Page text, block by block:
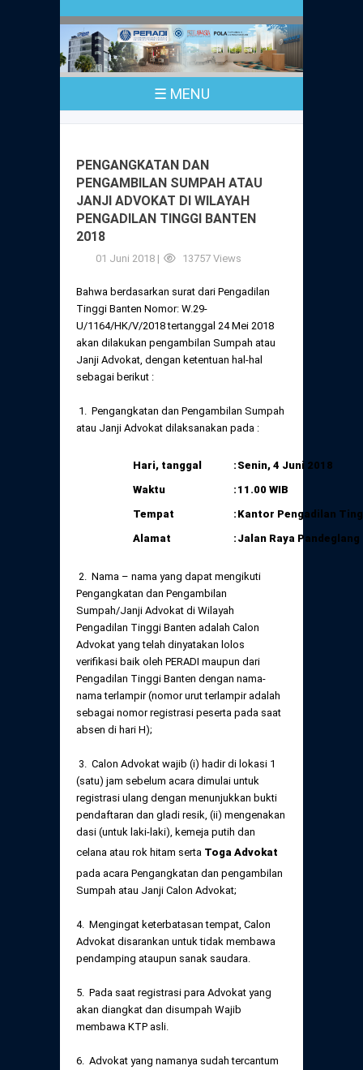
☰ MENU
Sejarah
Pusat Bantuan Hukum
Peraturan
Anggaran Dasar
Peraturan Perpindahan Domisili Anggota
Perubahan Peraturan Perpindahan Domisili
PKPA
UPA
Magang
Pengangkatan & Pengambilan Sumpah
Pengumuman
Dewan Kehormatan
Dewan Kehormatan Pusat
Daftar Perkara Dewan Kehormatan Pusat
Daftar Perkara Dewan Kehormatan Daerah
Komisi Pengawas
Komisi Pengawas Pusat
Komisi Pengawas Daerah
Peraturan Pelaksanaan
Certificate of Good Standing (COGS)
PENGANGKATAN DAN
PENGAMBILAN SUMPAH ATAU
JANJI ADVOKAT DI WILAYAH
PENGADILAN TINGGI BANTEN
2018
01 Juni 2018 | 13757 Views
Bahwa berdasarkan surat dari Pengadilan
Tinggi Banten Nomor: W.29-
U/1164/HK/V/2018 tertanggal 24 Mei 2018
akan dilakukan pengambilan Sumpah atau
Janji Advokat, dengan ketentuan hal-hal
sebagai berikut :
1. Pengangkatan dan Pengambilan Sumpah
atau Janji Advokat dilaksanakan pada :
Hari, tanggal : Senin, 4 Juni 2018
Waktu
: 11.00 WIB
Tempat
: Kantor Pengadilan
Alamat
: Jalan Raya
2. Nama – nama yang dapat mengikuti
Pengangkatan dan Pengambilan
Sumpah/Janji Advokat di Wilayah
Pengadilan Tinggi Banten adalah Calon
Advokat yang telah dinyatakan lolos
verifikasi baik oleh PERADI maupun dari
Pengadilan Tinggi Banten dengan nama-
nama terlampir (nomor urut terlampir adalah
sebagai nomor registrasi peserta pada saat
absen di hari H);
3. Calon Advokat wajib (i) hadir di lokasi 1
(satu) jam sebelum acara dimulai untuk
registrasi ulang dengan menunjukkan bukti
pendaftaran dan gladi resik, (ii) mengenakan
dasi (untuk laki-laki), kemeja putih dan
celana atau rok hitam serta Toga Advokat
pada acara Pengangkatan dan pengambilan
Sumpah atau Janji Calon Advokat;
4. Mengingat keterbatasan tempat, Calon
Advokat disarankan untuk tidak membawa
pendamping ataupun sanak saudara.
5. Pada saat registrasi para Advokat yang
akan diangkat dan disumpah Wajib
membawa KTP asli.
6. Advokat yang namanya sudah tercantum